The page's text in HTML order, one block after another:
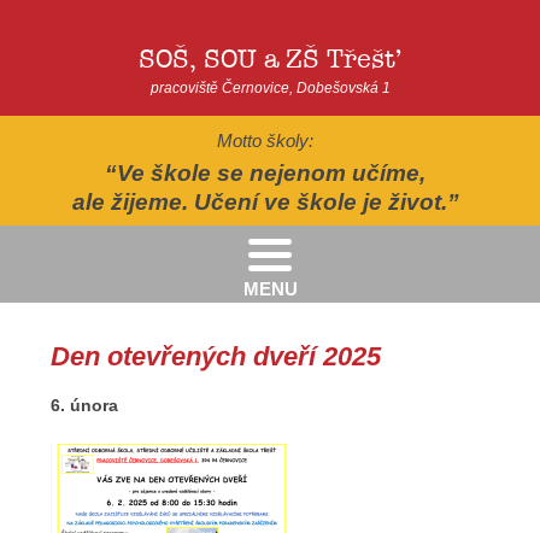
MENU
Motto školy:
Ve škole se nejenom učíme,
ale žijeme. Učení ve škole je život.
SOŠ, SOU a ZŠ Třešť
pracoviště Černovice, Dobešovská 1
Den otevřených dveří 2025
6. února